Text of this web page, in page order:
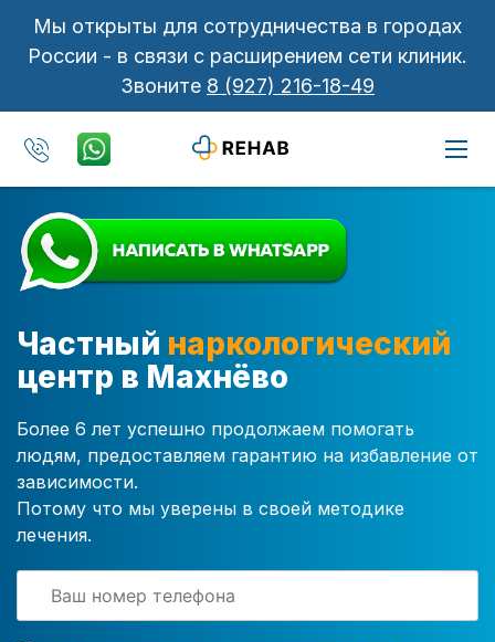
Мы открыты для сотрудничества в городах
России - в связи с расширением сети клиник.
Звоните 8 (927) 216-18-49
Частный наркологический
центр в Махнёво
Более 6 лет успешно продолжаем помогать
людям, предоставляем гарантию на избавление от
зависимости.
Потому что мы уверены в своей методике
лечения.